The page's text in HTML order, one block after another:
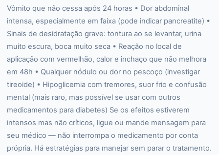
Vômito que não cessa após 24 horas • Dor abdominal
intensa, especialmente em faixa (pode indicar pancreatite) •
Sinais de desidratação grave: tontura ao se levantar, urina
muito escura, boca muito seca • Reação no local de
aplicação com vermelhão, calor e inchaço que não melhora
em 48h • Qualquer nódulo ou dor no pescoço (investigar
tireoide) • Hipoglicemia com tremores, suor frio e confusão
mental (mais raro, mas possível se usar com outros
medicamentos para diabetes) Se os efeitos estiverem
intensos mas não críticos, ligue ou mande mensagem para
seu médico — não interrompa o medicamento por conta
própria. Há estratégias para manejar sem parar o tratamento.